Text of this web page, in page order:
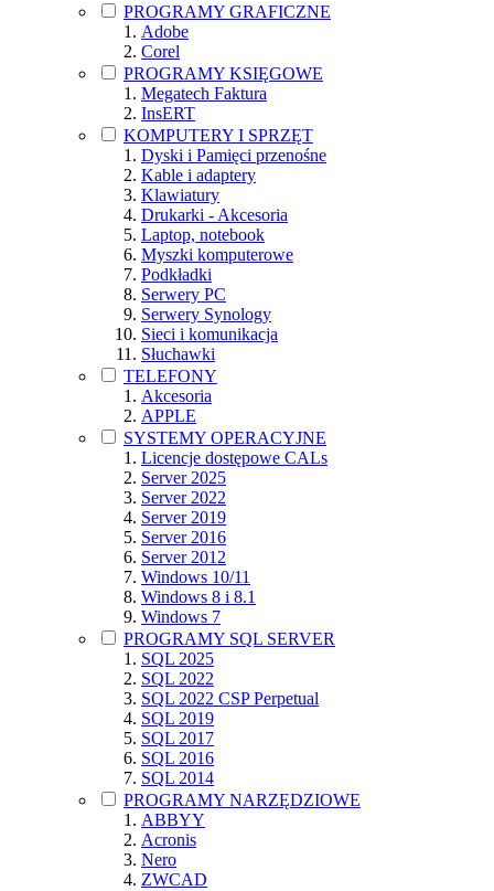
PROGRAMY GRAFICZNE
Adobe
Corel
PROGRAMY KSIĘGOWE
Megatech Faktura
InsERT
KOMPUTERY I SPRZĘT
Dyski i Pamięci przenośne
Kable i adaptery
Klawiatury
Drukarki - Akcesoria
Laptop, notebook
Myszki komputerowe
Podkładki
Serwery PC
Serwery Synology
Sieci i komunikacja
Słuchawki
TELEFONY
Akcesoria
APPLE
SYSTEMY OPERACYJNE
Licencje dostępowe CALs
Server 2025
Server 2022
Server 2019
Server 2016
Server 2012
Windows 10/11
Windows 8 i 8.1
Windows 7
PROGRAMY SQL SERVER
SQL 2025
SQL 2022
SQL 2022 CSP Perpetual
SQL 2019
SQL 2017
SQL 2016
SQL 2014
PROGRAMY NARZĘDZIOWE
ABBYY
Acronis
Nero
ZWCAD